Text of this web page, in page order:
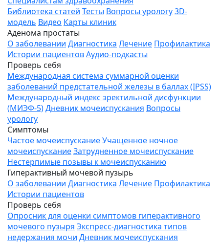
Библиотека статей Тесты Вопросы урологу3D-
модель Видео Карты клиник
Аденома простаты
О заболевании Диагностика Лечение Профилактика
Истории пациентовАудио-подкасты
Проверь себя
Международная система суммарной оценки
заболеваний предстательной железы в баллах (IPSS)
Международный индекс эректильной дисфункции
(МИЭФ-5)Дневник мочеиспускания Вопросы
урологу
Симптомы
Частое мочеиспусканиеУчащенное ночное
мочеиспусканиеЗатрудненное мочеиспускание
Нестерпимые позывы к мочеиспусканию
Гиперактивный мочевой пузырь
О заболевании Диагностика Лечение Профилактика
Истории пациентов
Проверь себя
Опросник для оценки симптомов гиперактивного
мочевого пузыря Экспресс-диагностика типов
недержания мочи Дневник мочеиспускания